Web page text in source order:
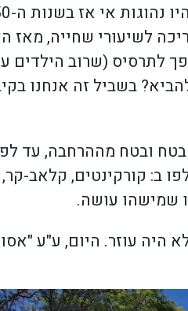
לשיעורי שחייה, מאז
ובטח מההרחבה, עד
ב: קורקינטים, קלאב-קר,
שמישהו עושה.
היה עוזר. היום, ע"ע